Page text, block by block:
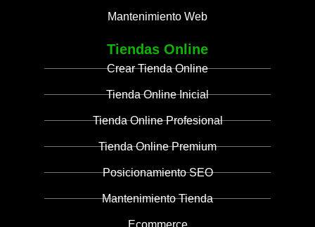
Mantenimiento Web
Tiendas Online
Crear Tienda Online
Tienda Online Inicial
Tienda Online Profesional
Tienda Online Premium
Posicionamiento SEO
Mantenimiento Tienda
Ecommerce